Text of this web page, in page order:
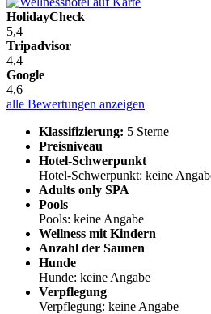
HolidayCheck
5,4
Tripadvisor
4,4
Google
4,6
alle Bewertungen anzeigen
Klassifizierung: 5 Sterne
Preisniveau
Hotel-Schwerpunkt
Hotel-Schwerpunkt: keine
Adults only SPA
Pools
Pools: keine Angabe
Wellness mit Kindern
Anzahl der Saunen
Hunde
Hunde: keine Angabe
Verpflegung
Verpflegung: keine Angabe